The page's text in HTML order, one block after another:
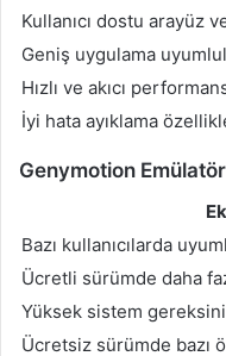
Kullanıcı dostu arayüz
Geniş uygulama
Hızlı ve akıcı
İyi hata ayıklama
Genymotion
Bazı kullanıcılarda
Ücretli sürümde daha
Yüksek sistem
Ücretsiz sürümde bazı